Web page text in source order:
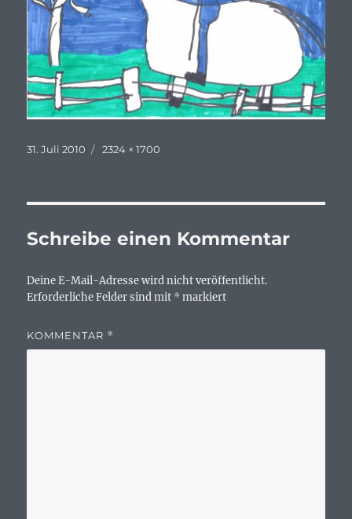
Veröffentlicht
31. Juli 2010 Originalgröße
2324 × 1700
Schreibe einen Kommentar
Deine E-Mail-Adresse wird nicht veröffentlicht.
Erforderliche Felder sind mit * markiert
KOMMENTAR *